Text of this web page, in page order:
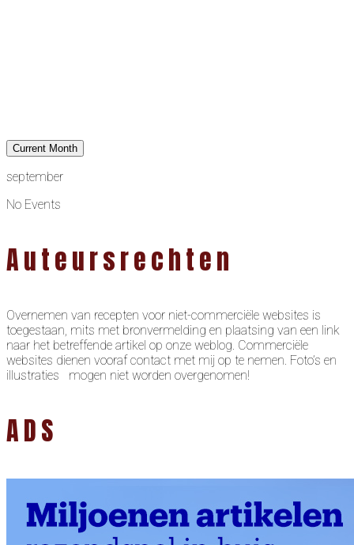
Current Month
september
No Events
Auteursrechten
Overnemen van recepten voor niet-commerciële websites is
toegestaan, mits met bronvermelding en plaatsing van een link
naar het betreffende artikel op onze weblog. Commerciële
websites dienen vooraf contact met mij op te nemen. Foto’s en
illustraties mogen niet worden overgenomen!
ADS